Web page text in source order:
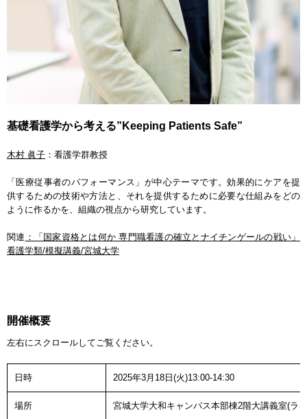
基礎看護学から考える”Keeping Patients Safe”
木村 眞子 ：看護学群教授
「医療従事者のパフォーマンス」が中心テーマです。効果的にケアを提
供するための技術や方法と、それを提供するために必要な仕組みをどの
ように作るかを、組織の視点から研究しています。
関連 ：「国家資格とは何か 専門職看護の確立とナイチンゲールの戦い」
看護学類/模擬講義/宮城大学
開催概要
左右にスクロールしてご覧ください。
日時 2025年3月18日(火)13:00-14:30
場所 宮城大学大和キャンパス本部棟2階大講義室(ラ